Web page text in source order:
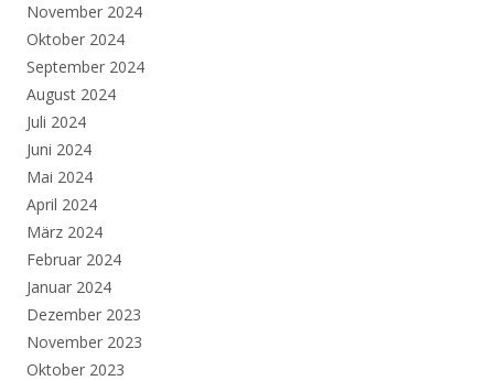
November 2024
Oktober 2024
September 2024
August 2024
Juli 2024
Juni 2024
Mai 2024
April 2024
März 2024
Februar 2024
Januar 2024
Dezember 2023
November 2023
Oktober 2023